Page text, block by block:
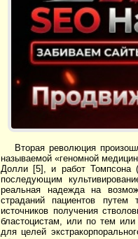
Вторая революция
называемой «геномной
Долли [5], и работ Томпсона
последующим
реальная надежда на
страданий пациентов
источников получения
бластоцистам, или по тем
для целей